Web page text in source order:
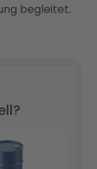
begleitet.